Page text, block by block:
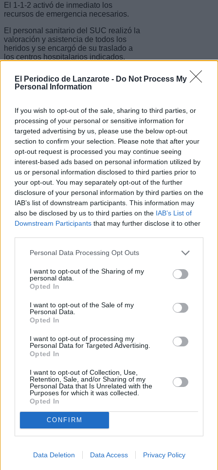
El Periodico de Lanzarote - Do Not Process My
Personal Information
If you wish to opt-out of the sale, sharing to third parties, or
processing of your personal or sensitive information for
targeted advertising by us, please use the below opt-out
section to confirm your selection. Please note that after your
opt-out request is processed you may continue seeing
interest-based ads based on personal information utilized by
us or personal information disclosed to third parties prior to
your opt-out. You may separately opt-out of the further
disclosure of your personal information by third parties on the
IAB’s list of downstream participants. This information may
also be disclosed by us to third parties on the IAB’s List of
Downstream Participants that may further disclose it to other
Personal Data Processing Opt Outs
I want to opt-out of the Sharing of my
personal data.
Opted In
I want to opt-out of the Sale of my
Personal Data.
Opted In
I want to opt-out of processing my
Personal Data for Targeted Advertising.
Opted In
I want to opt-out of Collection, Use,
Retention, Sale, and/or Sharing of my
Personal Data that Is Unrelated with the
Purposes for which it was collected.
Opted In
CONFIRM
Data Deletion Data Access Privacy Policy
El 1-1-2 activó de inmediato los
recursos de emergencia necesarios.
El personal sanitario del SUC realizó la
valoración y asistencia de todos los
heridos y se encargó de su traslado a
los centros hospitalarios indicados.
de las diligencias correspondientes.
Nombre
(requerido)
Refescar
JComments
Lo más leído
Arrecife publica
el listado
provisional de la
transporte para